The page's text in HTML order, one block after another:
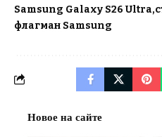
Samsung Galaxy S26 Ultra
флагман Samsung
Новое на сайте